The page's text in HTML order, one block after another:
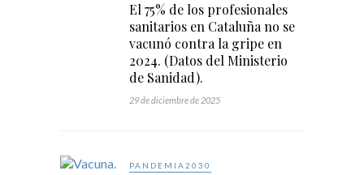
El 75% de los profesionales
sanitarios en Cataluña no se
vacunó contra la gripe en
2024. (Datos del Ministerio
de Sanidad).
29 de diciembre de 2025
PANDEMIA2030